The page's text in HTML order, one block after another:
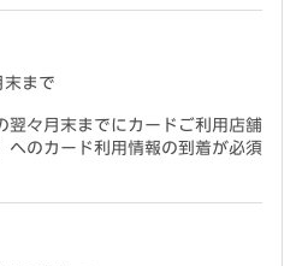
末まで
翌々月末までにカードご利用店舗
へのカード利用情報の到着が必須